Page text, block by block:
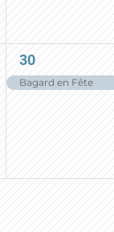
1
event,
30
Bagard en Fête